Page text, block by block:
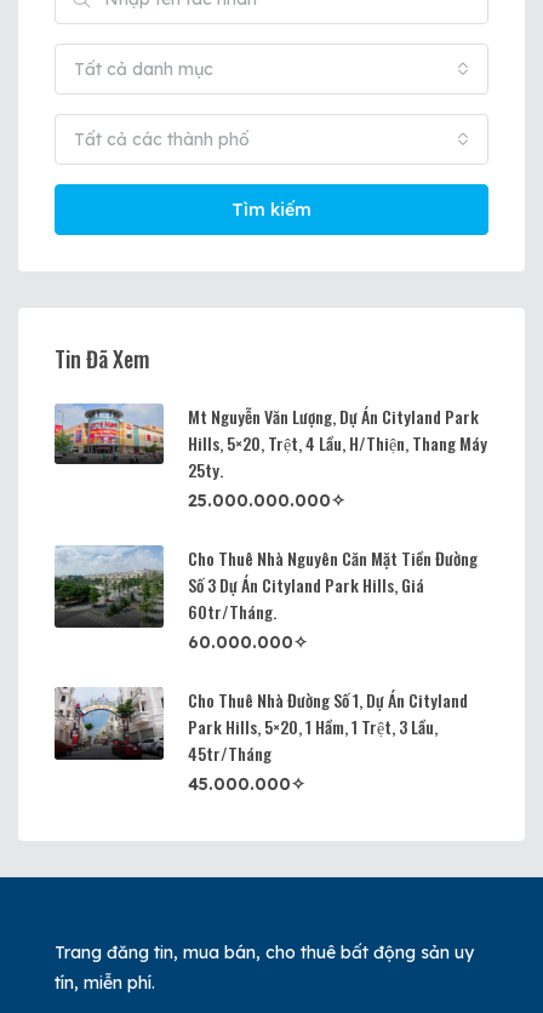
Tất cả danh mục
Tất cả các thành phố
Tìm kiếm
Tin Đã Xem
Mt Nguyễn Văn Lượng, Dự Án Cityland Park
Hills, 5×20, Trệt, 4 Lầu, H/thiện, Thang Máy
25ty.
25.000.000.000✧
Cho Thuê Nhà Nguyên Căn Mặt Tiền Đường
Số 3 Dự Án Cityland Park Hills, Giá
60tr/tháng.
60.000.000✧
Cho Thuê Nhà Đường Số 1, Dự Án Cityland
Park Hills, 5×20, 1 Hầm, 1 Trệt, 3 Lầu,
45tr/tháng
45.000.000✧
Trang đăng tin, mua bán, cho thuê bất động sản uy
tín, miễn phí.